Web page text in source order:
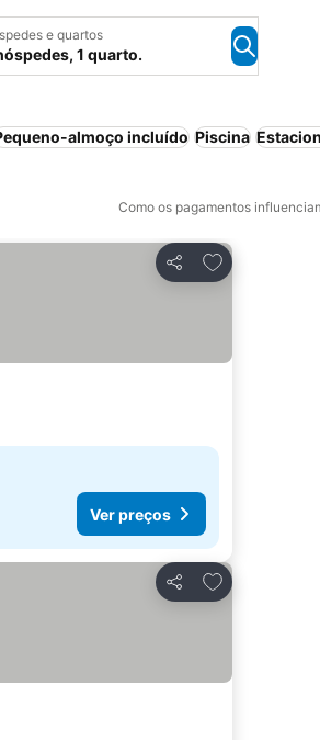
e quartos
1 quarto.
almoço incluído Piscina
Como os pagamentos
Partilhar
Adicionar aos
Ver preços
Partilhar
Adicionar aos